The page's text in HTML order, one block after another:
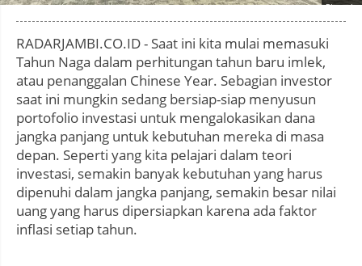
Photo by
RADARJAMBI.CO.ID - Saat ini kita mulai memasuki
Tahun Naga dalam perhitungan tahun baru imlek,
atau penanggalan Chinese Year. Sebagian investor
saat ini mungkin sedang bersiap-siap menyusun
portofolio investasi untuk mengalokasikan dana
jangka panjang untuk kebutuhan mereka di masa
depan. Seperti yang kita pelajari dalam teori
investasi, semakin banyak kebutuhan yang harus
dipenuhi dalam jangka panjang, semakin besar nilai
uang yang harus dipersiapkan karena ada faktor
inflasi setiap tahun.